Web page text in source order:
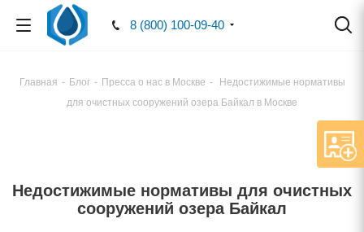
8 (800) 100-09-40
Главная - Блог - Пресса о нас в Москве -
Недостижимые нормативы
для очистных сооружений озера Байкал в Москве
Недостижимые нормативы для очистных
сооружений озера Байкал